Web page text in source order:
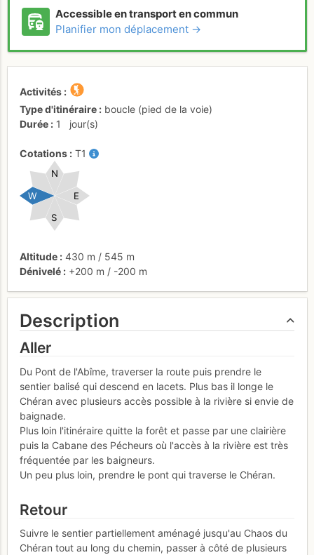
Accessible en transport en commun
Planifier mon déplacement →
Activités
Type d'itinéraire
boucle (pied de la voie)
Durée
1 jour(s)
Cotations T1
E
W
S
N
Altitude 430 m / 545 m
Dénivelé
+200 m / -200 m
Description
Aller
Du Pont de l'Abîme, traverser la route puis prendre le
sentier balisé qui descend en lacets. Plus bas il longe le
Chéran avec plusieurs accès possible à la rivière si envie de
baignade.
Plus loin l'itinéraire quitte la forêt et passe par une clairière
puis la Cabane des Pécheurs où l'accès à la rivière est très
fréquentée par les baigneurs.
Un peu plus loin, prendre le pont qui traverse le Chéran.
Retour
Suivre le sentier partiellement aménagé jusqu'au Chaos du
Chéran tout au long du chemin, passer à côté de plusieurs